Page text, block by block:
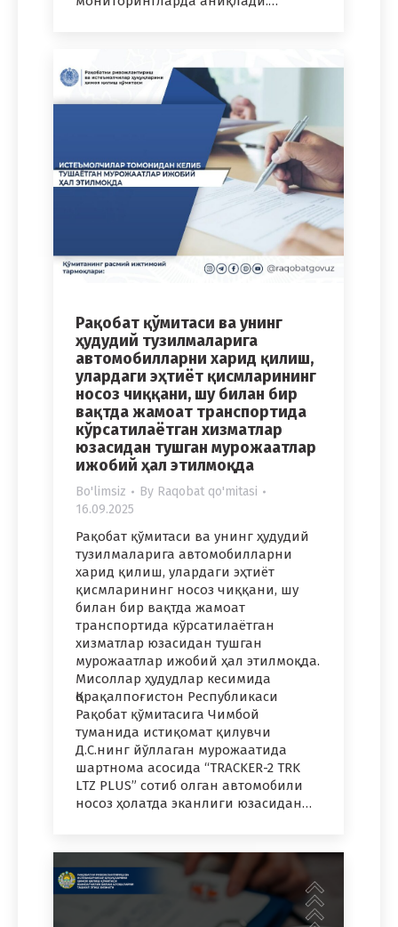
Рақобат қўмитаси ва унинг
ҳудудий тузилмаларига
автомобилларни харид қилиш,
улардаги эҳтиёт қисмларининг
носоз чиққани, шу билан бир
вақтда жамоат транспортида
кўрсатилаётган хизматлар
юзасидан тушган мурожаатлар
ижобий ҳал этилмоқда
Bo'limsiz By Raqobat qo'mitasi
16.09.2025
Рақобат қўмитаси ва унинг ҳудудий
тузилмаларига автомобилларни
харид қилиш, улардаги эҳтиёт
қисмларининг носоз чиққани, шу
билан бир вақтда жамоат
транспортида кўрсатилаётган
хизматлар юзасидан тушган
мурожаатлар ижобий ҳал этилмоқда.
Мисоллар ҳудудлар кесимида
Қорақалпоғистон Республикаси
Рақобат қўмитасига Чимбой
туманида истиқомат қилувчи
Д.С.нинг йўллаган мурожаатида
шартнома асосида “TRACKER-2 TRK
LTZ PLUS” сотиб олган автомобили
носоз ҳолатда эканлиги юзасидан…